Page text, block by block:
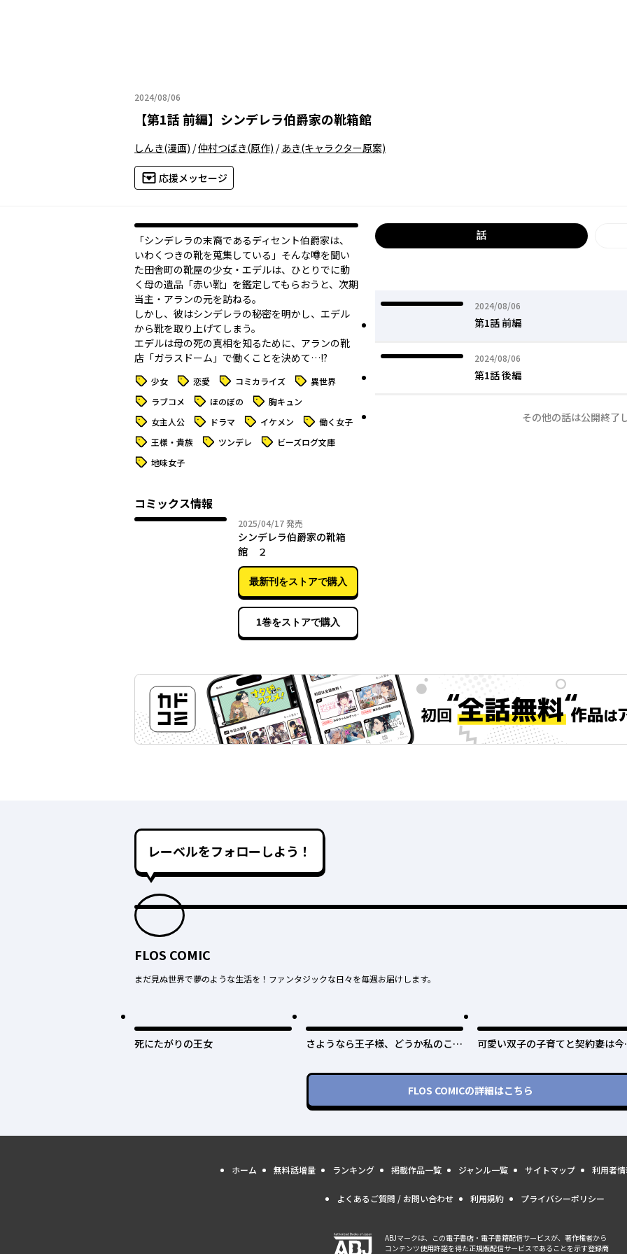
2024/08/06
2024年08月06日
【第1話 前編】 シンデレラ伯爵家の靴箱館
しんき(漫画) /仲村つばき(原作) / あき(キャラクター原案)
応援メッセージ
「シンデレラの末裔であるディセント伯爵家は、
いわくつきの靴を蒐集している」――そんな噂を聞い
た田舎町の靴屋の少女・エデルは、ひとりでに動
く母の遺品「赤い靴」を鑑定してもらおうと、次期
当主・アランの元を訪ねる。
しかし、彼はシンデレラの秘密を明かし、エデル
から靴を取り上げてしまう。
エデルは母の死の真相を知るために、アランの靴
店「ガラスドーム」で働くことを決めて…!?
タグ 少女 タグ 恋愛 タグ コミカライズ タグ 異世界
タグ ラブコメ タグ ほのぼの タグ 胸キュン
タグ 女主人公 タグ ドラマ タグ イケメン タグ 働く女子
タグ 王様・貴族 タグ ツンデレ タグ ビーズログ文庫
タグ 地味女子
コミックス情報
2025/04/172025年04月17日
発売
シンデレラ伯爵家の靴箱
館 ２
最新刊をストアで購入
1巻をストアで購入
話
2024/08/06
2024年08月06日
第1話 前編
2024/08/06
2024年08月06日
第1話 後編
その他の話は公開終了
レーベルをフォローしよう！
FLOS COMIC
まだ見ぬ世界で夢のような生活を！ファンタジックな日々を毎週お届けします。
死にたがりの王女
さようなら王子様、どうか私のこと
可愛い双子の子育てと契約妻は今
FLOS COMICの詳細はこちら
ホーム 無料話増量 ランキング 掲載作品一覧 ジャンル一覧 サイトマップ 利用者
よくあるご質問 / お問い合わせ 利用規約 プライバシーポリシー
ABJマークは、この電子書店・電子書籍配信サービスが、著作権者から
コンテンツ使用許諾を得た正規版配信サービスであることを示す登録商